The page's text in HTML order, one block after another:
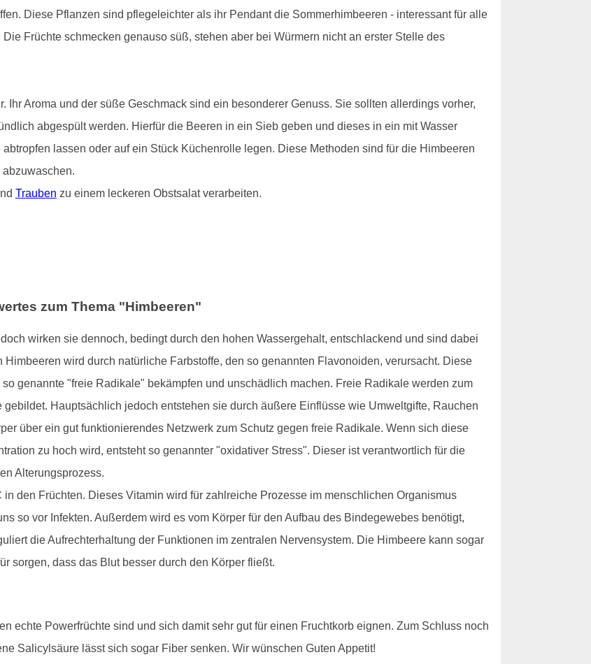
Diese Pflanzen sind pflegeleichter als ihr Pendant die Sommerhimbeeren - interessant für alle
Früchte schmecken genauso süß, stehen aber bei Würmern nicht an erster Stelle des
Ihr Aroma und der süße Geschmack sind ein besonderer Genuss. Sie sollten allerdings vorher,
abgespült werden. Hierfür die Beeren in ein Sieb geben und dieses in ein mit Wasser
lassen oder auf ein Stück Küchenrolle legen. Diese Methoden sind für die Himbeeren
Trauben zu einem leckeren Obstsalat verarbeiten.
zum Thema "Himbeeren"
wirken sie dennoch, bedingt durch den hohen Wassergehalt, entschlackend und sind dabei
wird durch natürliche Farbstoffe, den so genannten Flavonoiden, verursacht. Diese
genannte "freie Radikale" bekämpfen und unschädlich machen. Freie Radikale werden zum
Hauptsächlich jedoch entstehen sie durch äußere Einflüsse wie Umweltgifte, Rauchen
über ein gut funktionierendes Netzwerk zum Schutz gegen freie Radikale. Wenn sich diese
zu hoch wird, entsteht so genannter "oxidativer Stress". Dieser ist verantwortlich für die
Alterungsprozess.
den Früchten. Dieses Vitamin wird für zahlreiche Prozesse im menschlichen Organismus
so vor Infekten. Außerdem wird es vom Körper für den Aufbau des Bindegewebes benötigt,
die Aufrechterhaltung der Funktionen im zentralen Nervensystem. Die Himbeere kann sogar
sorgen, dass das Blut besser durch den Körper fließt.
echte Powerfrüchte sind und sich damit sehr gut für einen Fruchtkorb eignen. Zum Schluss noch
Salicylsäure lässt sich sogar Fiber senken. Wir wünschen Guten Appetit!